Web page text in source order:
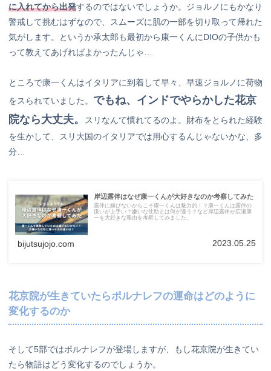
に入れてから出発するのではないでしょうか。ジョルノにもかなり
警戒して挑むはずなので、スムーズに肌の一部を切り取って帰れた
気がします。というか承太郎も最初から康一くんにDIOの子供かも
って教えてあげればよかったんじゃ…
ところで康一くんはイタリアに到着して早々、早速ジョルノに荷物
をスられていました。 でもね、インドでやらかした花京
院なら大丈夫。
スリなんて慣れてるのよ。財布をとられた経験
を生かして、スリ大国のイタリアでは用心するんじゃないかな、多
分…
岸辺露伴はなぜ康一くんが大好きなのか考察してみた
露伴に媚びないからこそ康一くんは魅力的！？康一くんは露伴の
扱いが上手い？嫌いな仗助とは何が違う？など岸辺露伴が広瀬康
一を大好きな理由を考察してみました。
bijutsujojo.com 2023.05.25
花京院が生きていたらポルナレフの運命はどのように
変化するのか
そして5部ではポルナレフが登場しますが、もし花京院が生きてい
たら物語はどう変化するのでしょうか。